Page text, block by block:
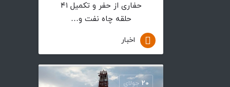
حفاری از حفر و تکمیل ۴۱
حلقه چاه‌ نفت‌ و…
اخبار
جولای 20